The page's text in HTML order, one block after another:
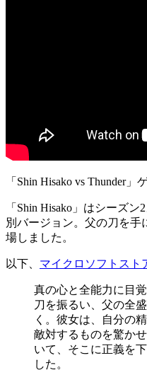
「Shin Hisako vs Thunder
「Shin Hisako」はシーズ
別バージョン。父の刀を手
場しました。
以下、 マイクロソフトスト
真の心と全能力に目
刀を振るい、父の全
く。彼女は、自分の
敵対するものを驚か
いて、そこに正義を
した。